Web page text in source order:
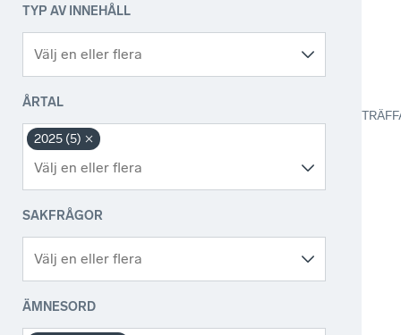
TYP AV INNEHÅLL
ÅRTAL
2025 (5)
SAKFRÅGOR
ÄMNESORD